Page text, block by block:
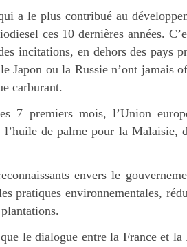
a le plus contribué au
ces 10 dernières années.
incitations, en dehors des pays
Japon ou la Russie n’ont jamais
carburant.
7 premiers mois, l’Union
l’huile de palme pour la Malaisie,
envers le
pratiques environnementales,
le dialogue entre la France et